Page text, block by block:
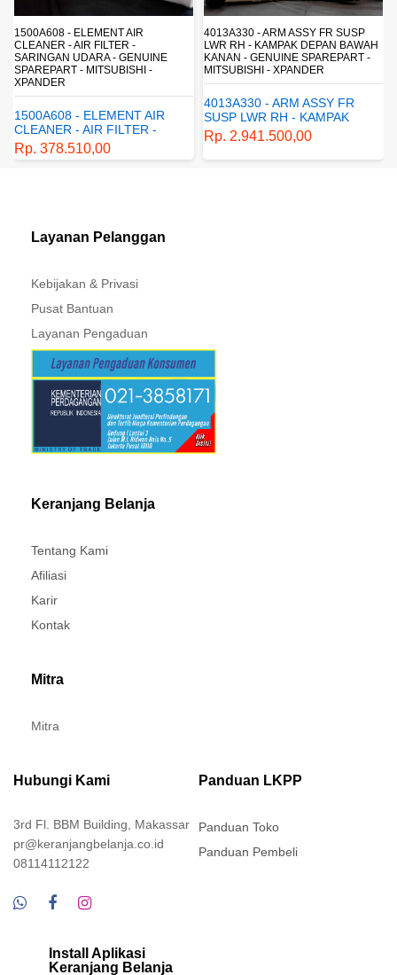
4013A330 - ARM ASSY FR SUSP
LWR RH - KAMPAK DEPAN BAWAH
KANAN - GENUINE SPAREPART -
MITSUBISHI - XPANDER
SUSP LWR RH - KAMPAK
DEPAN BAWAH KANAN -
GENUINE SPAREPART -
MITSUBISHI - XPANDER
Rp. 2.941.500,00
4162A413 - SHOCK ABSORBER RR
SUSP - SUSPENSI BELAKANG -
SHOCKBREAKER BELAKANG -
GENUINE SPAREPART -
MITSUBISHI - XPANDER
4162A413 - SHOCK
ABSORBER RR SUSP -
SUSPENSI BELAKANG -
SHOCKBREAKER BELAKANG
Rp. 1.198.800,00
Layanan Pelanggan
Kebijakan & Privasi
Pusat Bantuan
Layanan Pengaduan
Keranjang Belanja
Tentang Kami
Afiliasi
Karir
Kontak
Mitra
Mitra
Hubungi Kami
3rd Fl. BBM Building, Makassar
pr@keranjangbelanja.co.id
08114112122
Panduan LKPP
Panduan Toko
Panduan Pembeli
Install Aplikasi
Keranjang Belanja